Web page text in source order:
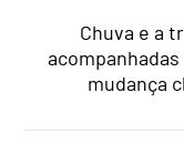
Chuva e a
mudança